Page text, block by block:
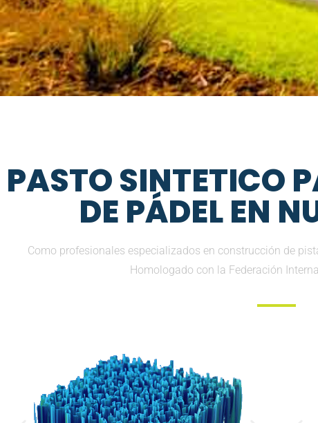
PASTO SINTETICO
DE PÁDEL EN
Como profesionales especializados en construcción de
Homologado con la Federación